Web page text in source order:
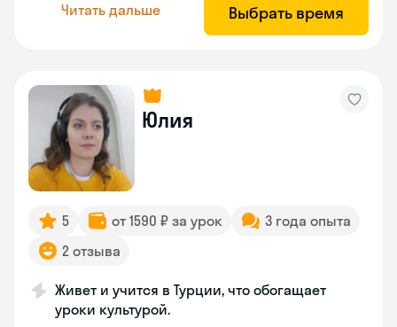
Читать дальше Выбрать время
Юлия
5 от 1590 ₽ за урок
3 года опыта
2 отзыва
Живет и учится в Турции, что обогащает
уроки культурой.